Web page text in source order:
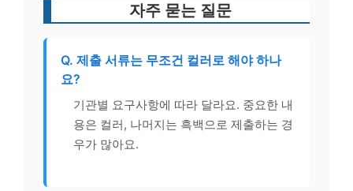
자주 묻는 질문
Q. 제출 서류는 무조건 컬러로 해야 하나
요?
기관별 요구사항에 따라 달라요. 중요한 내
용은 컬러, 나머지는 흑백으로 제출하는 경
우가 많아요.